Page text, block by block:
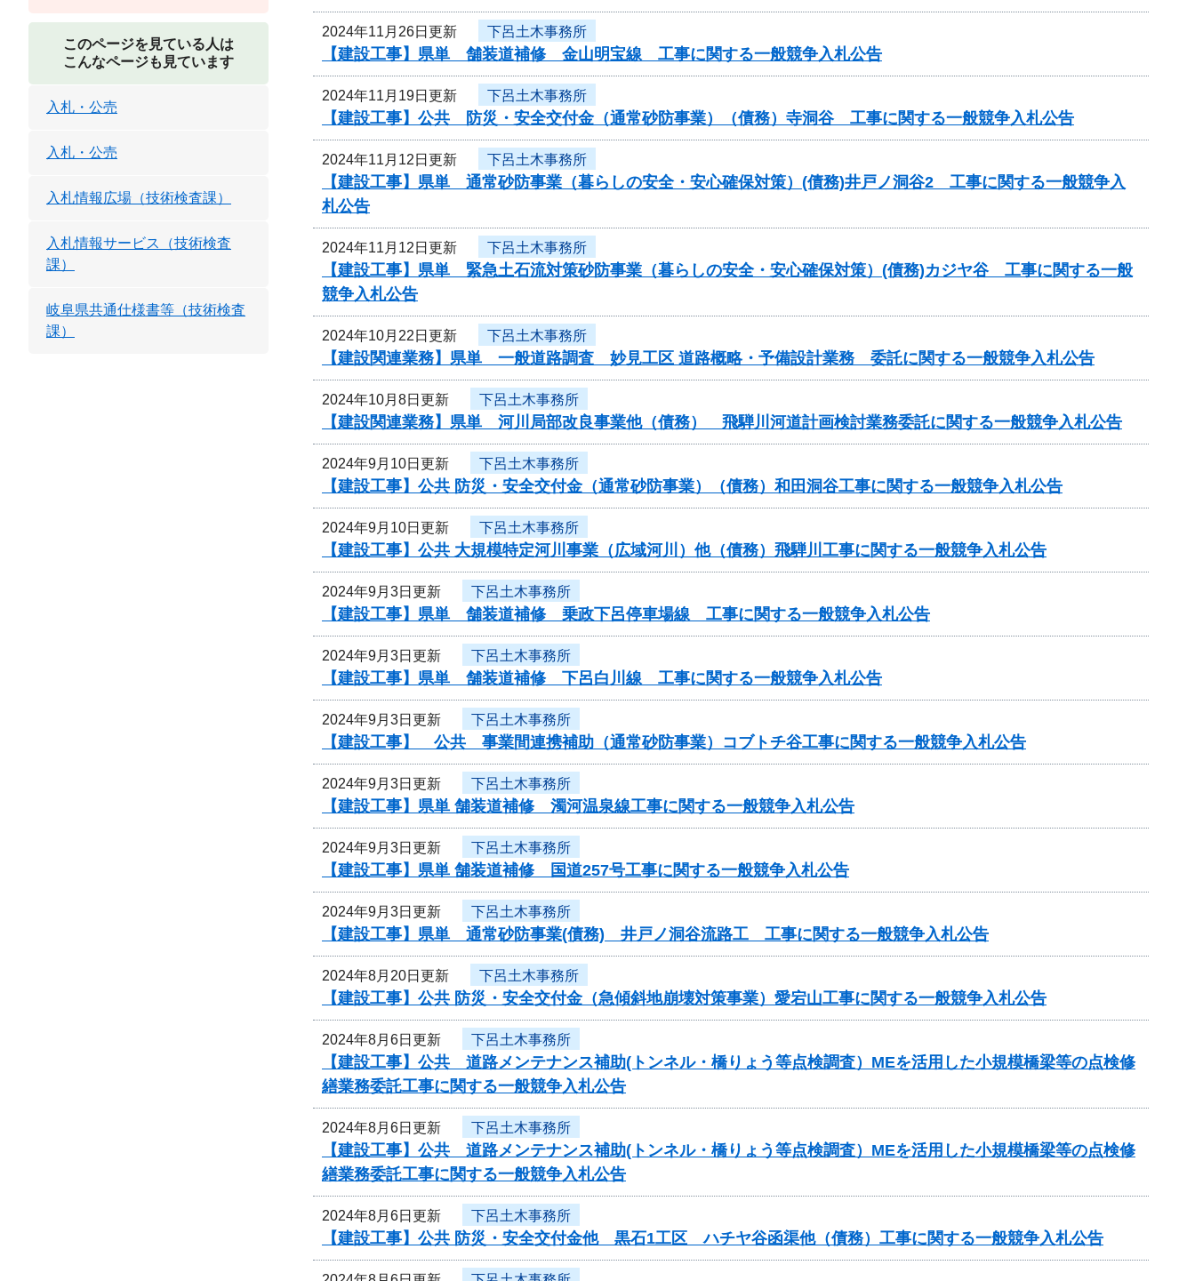
2024年11月26日更新 下呂土木事務所
【建設工事】県単 舗装道補修 金山明宝線 工事に関する一般競争入札公告
2024年11月19日更新 下呂土木事務所
【建設工事】公共 防災・安全交付金（通常砂防事業）（債務）寺洞谷 工事に関する一般競争入札公告
2024年11月12日更新 下呂土木事務所
【建設工事】県単 通常砂防事業（暮らしの安全・安心確保対策）(債務)井戸ノ洞谷2 工事に関する一般競争入
札公告
2024年11月12日更新 下呂土木事務所
【建設工事】県単 緊急土石流対策砂防事業（暮らしの安全・安心確保対策）(債務)カジヤ谷 工事に関する一般
競争入札公告
2024年10月22日更新 下呂土木事務所
【建設関連業務】県単 一般道路調査 妙見工区 道路概略・予備設計業務 委託に関する一般競争入札公告
2024年10月8日更新 下呂土木事務所
【建設関連業務】県単 河川局部改良事業他（債務） 飛騨川河道計画検討業務委託に関する一般競争入札公告
2024年9月10日更新 下呂土木事務所
【建設工事】公共 防災・安全交付金（通常砂防事業）（債務）和田洞谷工事に関する一般競争入札公告
2024年9月10日更新 下呂土木事務所
【建設工事】公共 大規模特定河川事業（広域河川）他（債務）飛騨川工事に関する一般競争入札公告
2024年9月3日更新 下呂土木事務所
【建設工事】県単 舗装道補修 乗政下呂停車場線 工事に関する一般競争入札公告
2024年9月3日更新 下呂土木事務所
【建設工事】県単 舗装道補修 下呂白川線 工事に関する一般競争入札公告
2024年9月3日更新 下呂土木事務所
【建設工事】 公共 事業間連携補助（通常砂防事業）コブトチ谷工事に関する一般競争入札公告
2024年9月3日更新 下呂土木事務所
【建設工事】県単 舗装道補修 濁河温泉線工事に関する一般競争入札公告
2024年9月3日更新 下呂土木事務所
【建設工事】県単 舗装道補修 国道257号工事に関する一般競争入札公告
2024年9月3日更新 下呂土木事務所
【建設工事】県単 通常砂防事業(債務) 井戸ノ洞谷流路工 工事に関する一般競争入札公告
2024年8月20日更新 下呂土木事務所
【建設工事】公共 防災・安全交付金（急傾斜地崩壊対策事業）愛宕山工事に関する一般競争入札公告
2024年8月6日更新 下呂土木事務所
【建設工事】公共 道路メンテナンス補助(トンネル・橋りょう等点検調査）MEを活用した小規模橋梁等の点検修
繕業務委託工事に関する一般競争入札公告
2024年8月6日更新 下呂土木事務所
【建設工事】公共 道路メンテナンス補助(トンネル・橋りょう等点検調査）MEを活用した小規模橋梁等の点検修
繕業務委託工事に関する一般競争入札公告
2024年8月6日更新 下呂土木事務所
【建設工事】公共 防災・安全交付金他 黒石1工区 ハチヤ谷函渠他（債務）工事に関する一般競争入札公告
このページを見ている人は
こんなページも見ています
入札・公売
入札・公売
入札情報広場（技術検査課）
入札情報サービス（技術検査
課）
岐阜県共通仕様書等（技術検査
課）